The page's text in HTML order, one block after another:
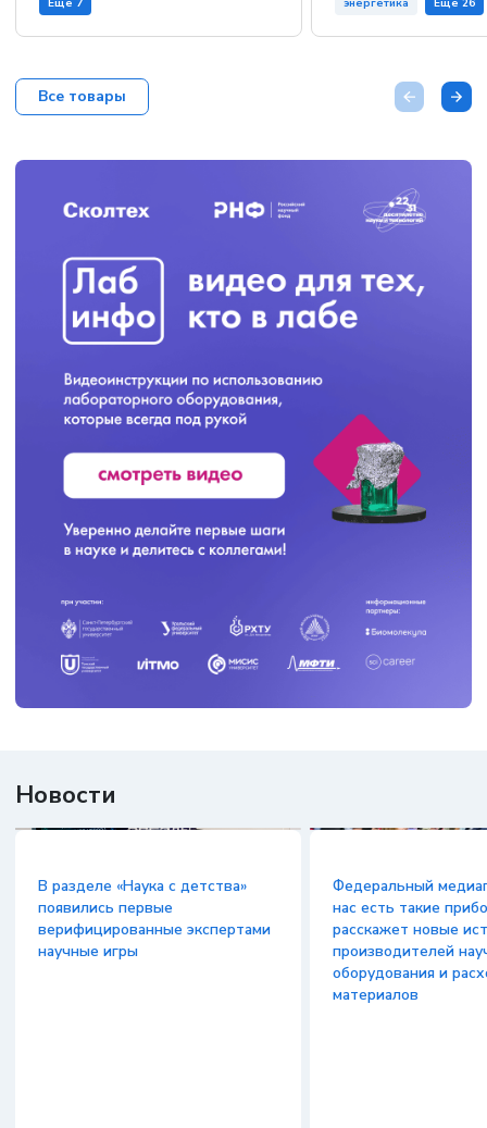
Еще 7
энергетика
Еще 26
Все товары
Новости
​В разделе «​Наука с детства»​
появились первые
верифицированные экспертами
научные игры
Федеральный
нас есть такие
расскажет новые
производителей
оборудования и
материалов